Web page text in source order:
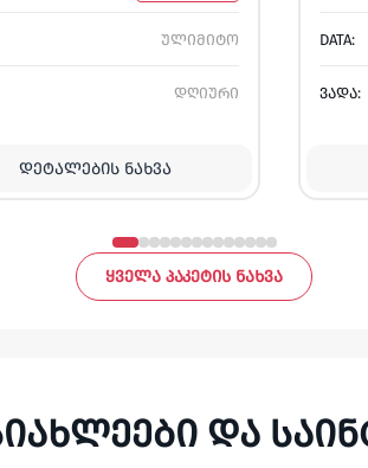
ულიმიტო
დღიური
ᲓᲔᲢᲐᲚᲔᲑᲘᲡ ᲜᲐᲮᲕᲐ
DATA:
ᲕᲐᲓᲐ:
ᲧᲕᲔᲚᲐ ᲞᲐᲙᲔᲢᲘᲡ ᲜᲐᲮᲕᲐ
და